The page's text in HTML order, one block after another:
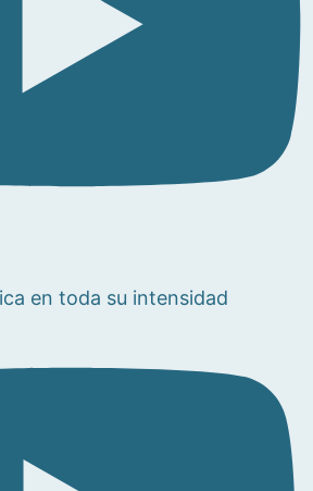
en toda su intensidad